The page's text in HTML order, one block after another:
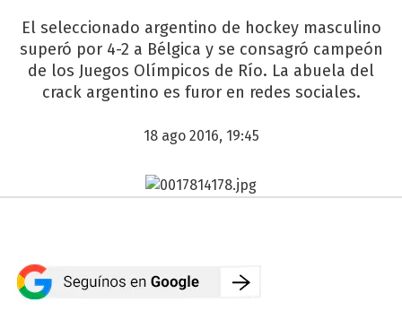
El seleccionado argentino de hockey masculino
superó por 4-2 a Bélgica y se consagró campeón
de los Juegos Olímpicos de Río. La abuela del
crack argentino es furor en redes sociales.
18 ago 2016, 19:45